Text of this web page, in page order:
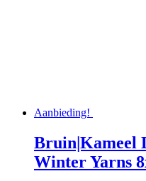
Aanbieding!
Bruin|Kameel
Winter Yarns